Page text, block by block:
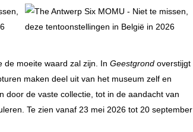
de moeite waard zal zijn. InGeestgrond overstijgt
maken deel uit van het museum zelf en
door de vaste collectie, tot in de aandacht van
Te zien vanaf 23 mei 2026 tot 20 september